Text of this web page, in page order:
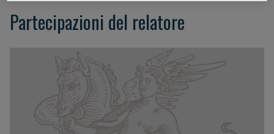
Partecipazioni del relatore